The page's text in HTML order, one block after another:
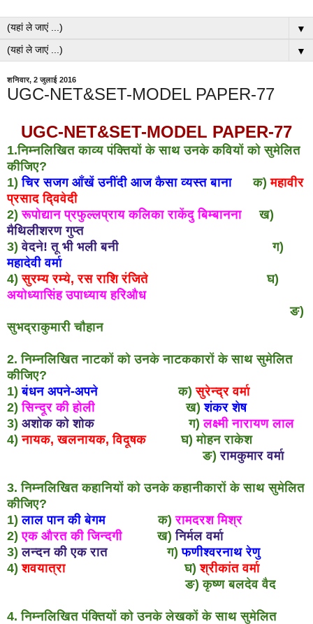
▼
▼
शनिवार, 2 जुलाई 2016
UGC-NET&SET-MODEL PAPER-77
UGC-NET&SET-MODEL PAPER-77
1.निम्नलिखित काव्य पंक्तियों के साथ उनके कवियों को सुमेलित
कीजिए?
1)चिर सजग आँखें उनींदी आज कैसा व्यस्त बाना क)महावीर
प्रसाद दि्ववेदी
2)रूपोद्यान प्रफुल्लप्राय कलिका राकेंदु बिम्बानना
ख)
मैथिलीशरण गुप्त
3)वेदने! तू भी भली बनी ग)
महादेवी वर्मा
4)सुरम्य रम्ये, रस राशि रंजिते घ)
अयोध्यासिंह उपाध्याय हरिऔध
ङ)
सुभद्राकुमारी चौहान
2. निम्नलिखित नाटकों को उनके नाटककारों के साथ सुमेलित
कीजिए?
1)बंधन अपने-अपने क)सुरेन्द्र वर्मा
2)सिन्दूर की होली ख)शंकर शेष
3) अशोक को शोक ग)लक्ष्मी नारायण लाल
4)नायक, खलनायक, विदूषकघ) मोहन राकेश
ङ)रामकुमार वर्मा
3. निम्नलिखित कहानियों को उनके कहानीकारों के साथ सुमेलित
कीजिए?
1)लाल पान की बेगमक)रामदरश मिश्र
2)एक औरत की जिन्दगी ख)निर्मल वर्मा
3)लन्दन की एक रात ग)फणीश्वरनाथ रेणु
4)शवयात्रा घ)श्रीकांत वर्मा
ङ) कृष्ण बलदेव वैद
4. निम्नलिखित पंक्तियों को उनके लेखकों के साथ सुमेलित